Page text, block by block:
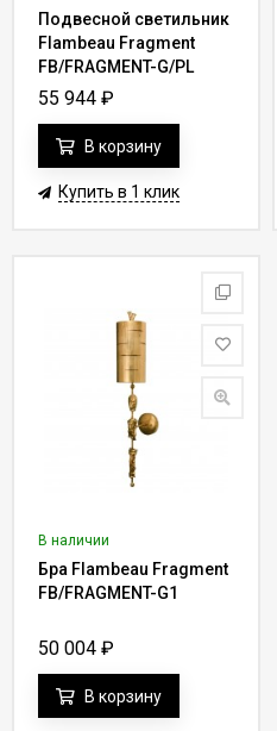
Подвесной светильник
Flambeau Fragment
FB/FRAGMENT-G/PL
55 944 ₽
В корзину
Купить в 1 клик
В наличии
Бра Flambeau Fragment
FB/FRAGMENT-G1
50 004 ₽
В корзину